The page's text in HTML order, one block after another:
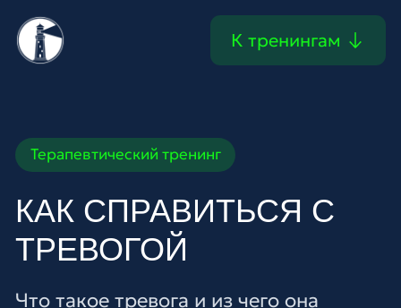
КАК СПРАВИТЬСЯ С
ТРЕВОГОЙ
Что такое тревога и из чего она
состоит, рабочие рекомендации для
коррекции тревожности как качества
личности
СПИКЕР:
СОФИЯ БОЛХОВИТИНА